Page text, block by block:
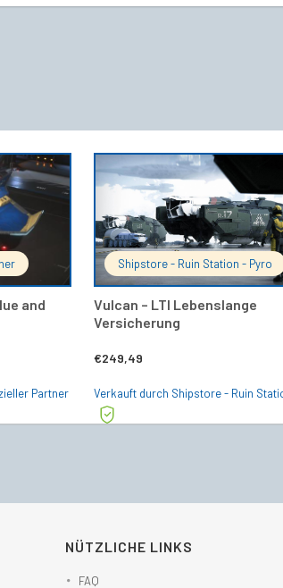
and
WARENKORB
Partner
Shipstore - Ruin Station - Pyro
Vulcan – LTI Lebenslange
Versicherung
€249,49
IN DEN
Verkauft durch Shipstore - Ruin
NÜTZLICHE LINKS
FAQ